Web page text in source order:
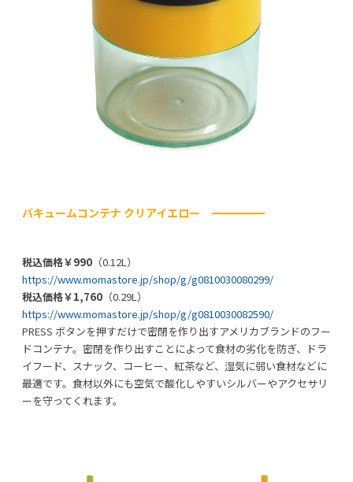
バキュームコンテナ クリアイエロー
税込価格￥990（0.12L）
https://www.momastore.jp/shop/g/g0810030080299/
税込価格￥1,760（0.29L）
https://www.momastore.jp/shop/g/g0810030082590/
PRESS ボタンを押すだけで密閉を作り出すアメリカブランドのフー
ドコンテナ。密閉を作り出すことによって食材の劣化を防ぎ、ドラ
イフード、スナック、コーヒー、紅茶など、湿気に弱い食材などに
最適です。食材以外にも空気で酸化しやすいシルバーやアクセサリ
ーを守ってくれます。